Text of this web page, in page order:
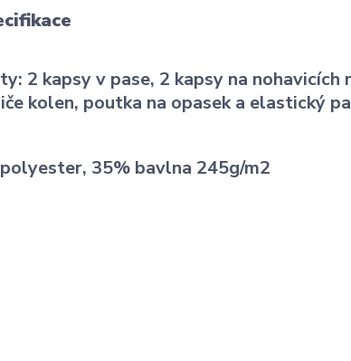
2 kapsy v pase, 2 kapsy na
kolen, poutka na opasek a elastický
35% bavlna 245g/m2